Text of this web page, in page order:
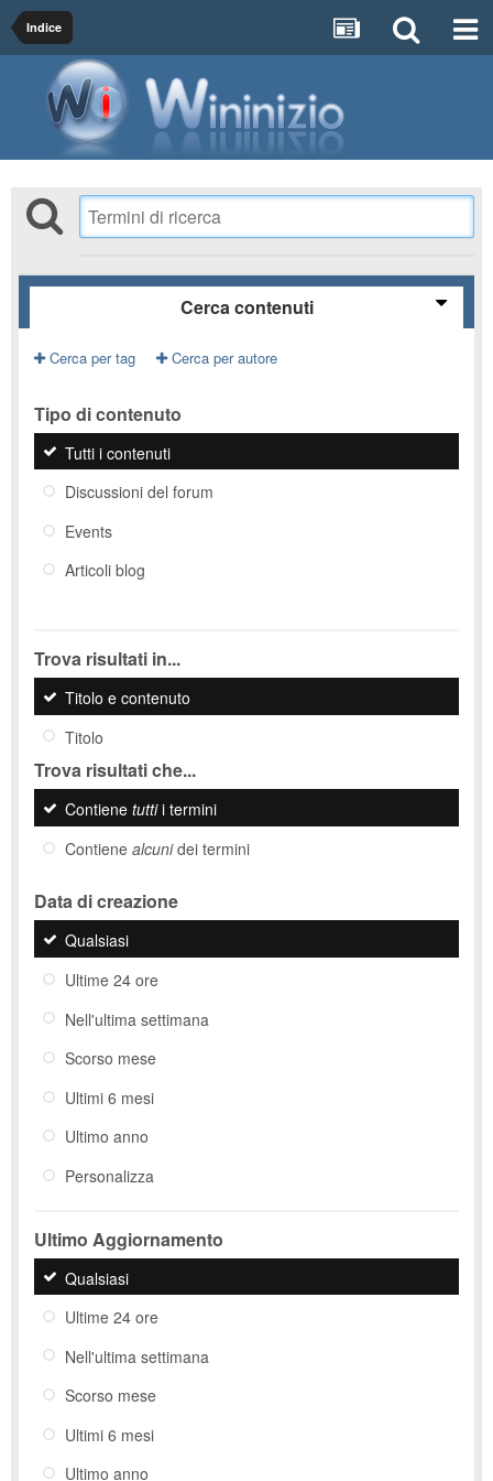
Indice
Cerca contenuti
Cerca per tag Cerca per autore
Tipo di contenuto
Tutti i contenuti
Discussioni del forum
Events
Articoli blog
Trova risultati in...
Titolo e contenuto
Titolo
Trova risultati che...
Contiene tuttii termini
Contiene alcunidei termini
Data di creazione
Qualsiasi
Ultime 24 ore
Nell'ultima settimana
Scorso mese
Ultimi 6 mesi
Ultimo anno
Personalizza
Ultimo Aggiornamento
Qualsiasi
Ultime 24 ore
Nell'ultima settimana
Scorso mese
Ultimi 6 mesi
Ultimo anno